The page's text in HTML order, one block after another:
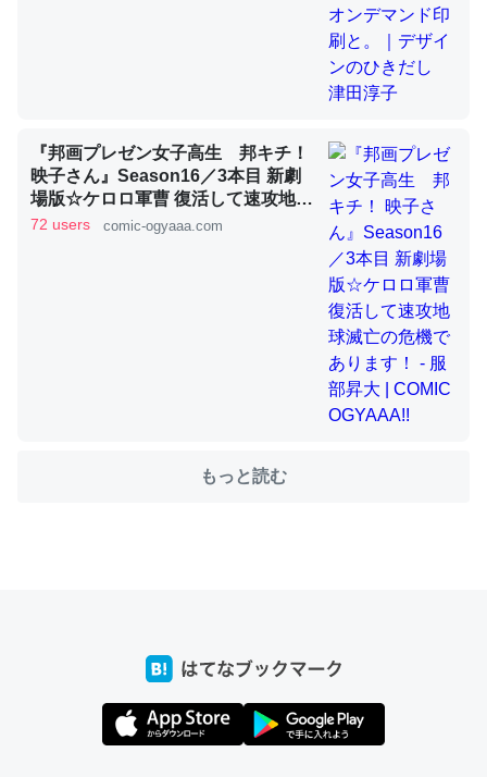
ちぼちRingも置こうかと画策中。あと、Googleマップで
位置情報を共有してる。電池残量や充電中かが分かるので
これ見て生きてるなって分かる。
─たまにLINEするくらいだった遠方の父67歳と僕。ITツール導入で
コミュニケーションが劇的に変化した｜tayorini by LIFULL介護
ちょうど同じ理由でEcho Show 8を設定中でした。Prime
とかSpotifyを支払う孝行もできる。一生で親と会える残
たいなのでネット環境作ったけどAlexaしか使わないので
回線代ほとんどかからないですよ。参考：
https://toyoshi.hatenablog.com/entry/2019/05/15/1805
『邦画プレゼン女子高生 邦キチ！
映子さん』Season16／3本目 新劇
場版☆ケロロ軍曹 復活して速攻地球
滅亡の危機であります！ - 服部昇大 |
72 users comic-ogyaaa.com
もっと読む